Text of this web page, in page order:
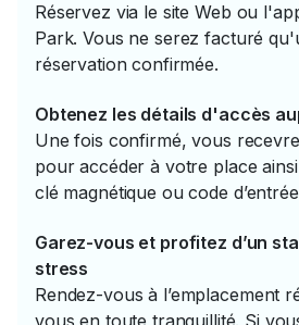
Réservez via le site Web ou
Park. Vous ne serez facturé
réservation confirmée.
Obtenez les détails d'accès
Une fois confirmé, vous
pour accéder à votre place
clé magnétique ou code
Garez-vous et profitez d’un
stress
Rendez-vous à l’emplacement